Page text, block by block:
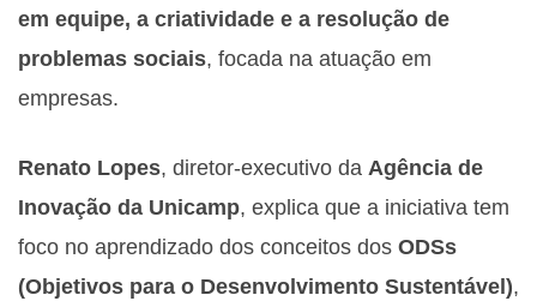
em equipe, a criatividade e a resolução de
problemas sociais, focada na atuação em
empresas.
Renato Lopes, diretor-executivo da Agência de
Inovação da Unicamp, explica que a iniciativa tem
foco no aprendizado dos conceitos dos ODSs
(Objetivos para o Desenvolvimento Sustentável),